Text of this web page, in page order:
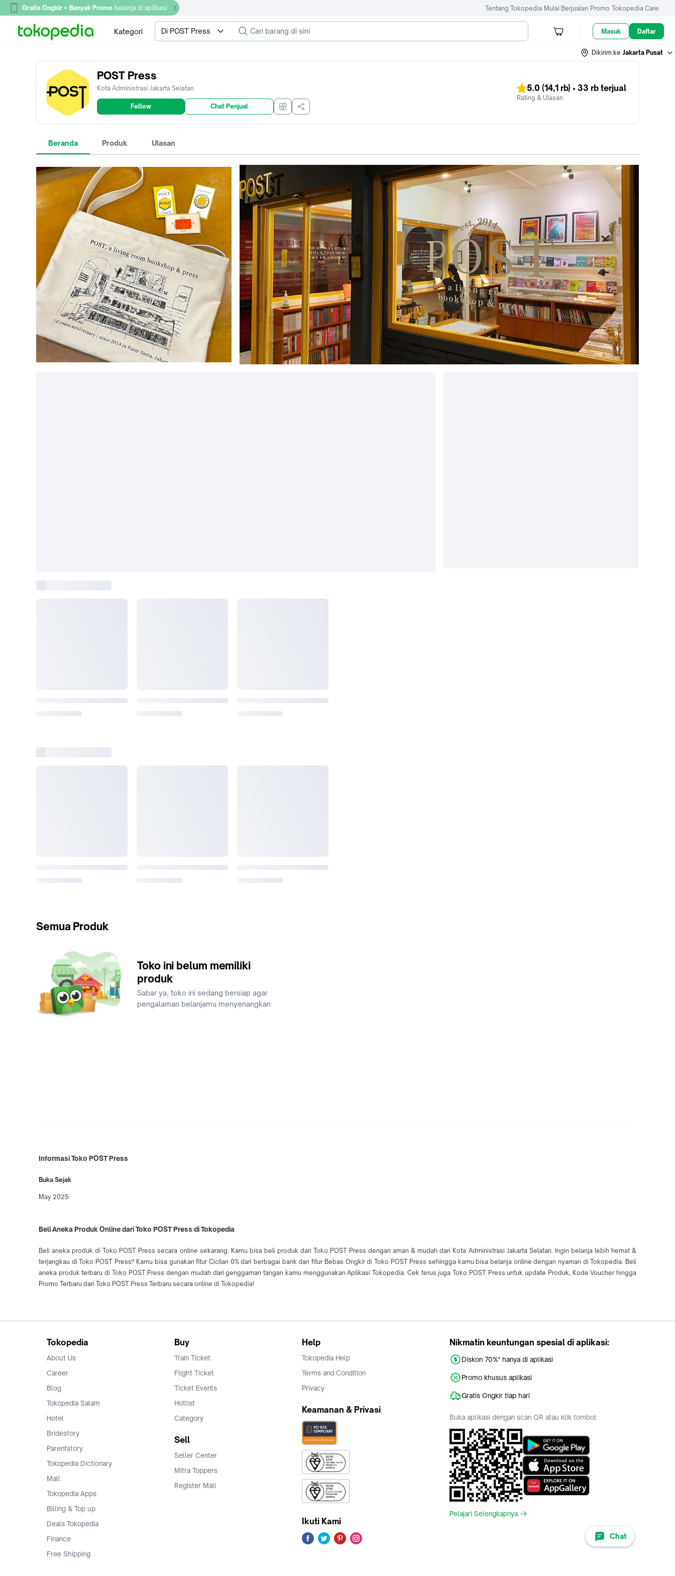
Gratis Ongkir + Banyak Promo belanja di aplikasi Tentang Tokopedia Mulai Berjualan Promo Tokopedia Care
Kategori Di POST Press Masuk Daftar
Dikirim ke Jakarta Pusat
POST Press
Kota Administrasi Jakarta Selatan
Follow Chat Penjual
5.0 (14,1 rb) • 33 rb terjual
Rating & Ulasan
Beranda Produk Ulasan
Semua Produk
Toko ini belum memiliki
produk
Sabar ya, toko ini sedang bersiap agar
pengalaman belanjamu menyenangkan
Informasi Toko POST Press
Buka Sejak
May 2025
Beli Aneka Produk Online dari Toko POST Press di Tokopedia
Beli aneka produk di Toko POST Press secara online sekarang. Kamu bisa beli produk dari Toko POST Press dengan aman & mudah dari Kota Administrasi Jakarta Selatan. Ingin belanja lebih hemat &
terjangkau di Toko POST Press? Kamu bisa gunakan fitur Cicilan 0% dari berbagai bank dan fitur Bebas Ongkir di Toko POST Press sehingga kamu bisa belanja online dengan nyaman di Tokopedia. Beli
aneka produk terbaru di Toko POST Press dengan mudah dari genggaman tangan kamu menggunakan Aplikasi Tokopedia. Cek terus juga Toko POST Press untuk update Produk, Kode Voucher hingga
Promo Terbaru dari Toko POST Press Terbaru secara online di Tokopedia!
Chat
Tokopedia
About Us
Career
Blog
Tokopedia Salam
Hotel
Bridestory
Parentstory
Tokopedia Dictionary
Mall
Tokopedia Apps
Billing & Top up
Deals Tokopedia
Finance
Free Shipping
Buy
Train Ticket
Flight Ticket
Ticket Events
Hotlist
Category
Sell
Seller Center
Mitra Toppers
Register Mall
Help
Tokopedia Help
Terms and Condition
Privacy
Keamanan & Privasi
Ikuti Kami
Nikmatin keuntungan spesial di aplikasi:
Diskon 70%* hanya di aplikasi
Promo khusus aplikasi
Gratis Ongkir tiap hari
Buka aplikasi dengan scan QR atau klik tombol:
Pelajari Selengkapnya